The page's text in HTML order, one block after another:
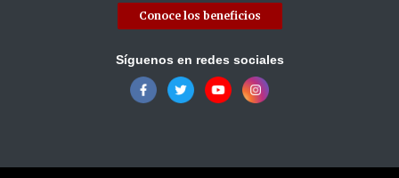
Conoce los beneficios
Síguenos en redes sociales